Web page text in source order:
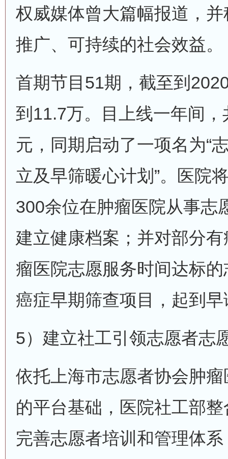
权威媒体曾大篇幅报道，
推广、可持续的社会效益。
首期节目51期，截至到
到11.7万。目上线一年间
元，同期启动了一项名为“
立及早筛暖心计划”。医院
300余位在肿瘤医院从事志
建立健康档案；并对部分
瘤医院志愿服务时间达标
癌症早期筛查项目，起到
5）建立社工引领志愿者志
依托上海市志愿者协会肿
的平台基础，医院社工部
完善志愿者培训和管理体